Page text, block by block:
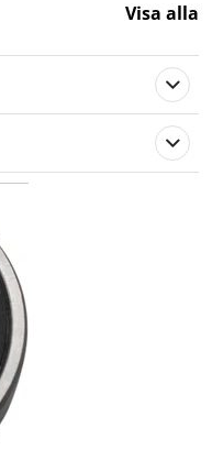
Visa alla